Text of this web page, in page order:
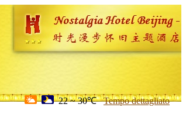
22 ~ 30℃ Tempo dettagliato